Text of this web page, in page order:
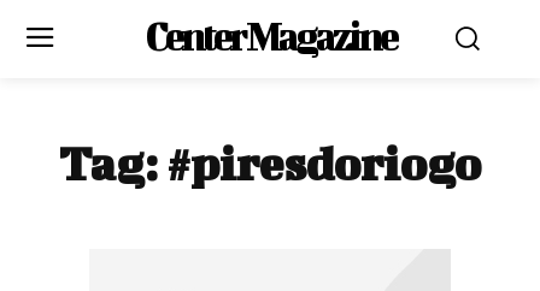
Center Magazine
Tag: #piresdoriogo